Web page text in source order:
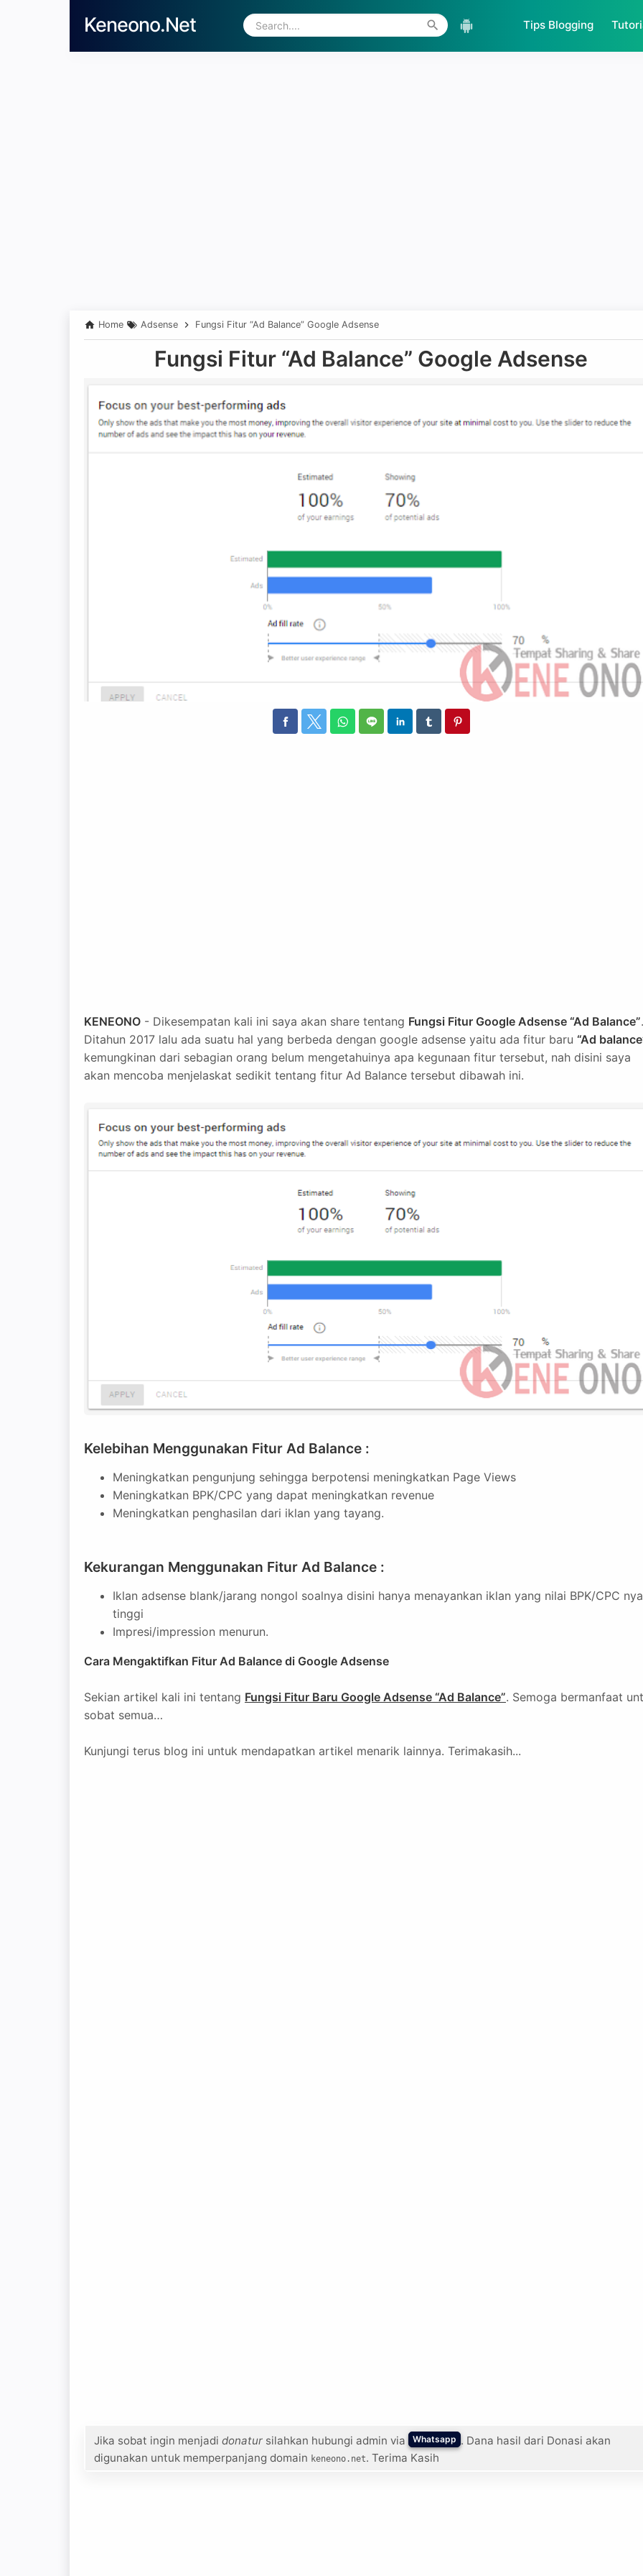
Skip to main content
Keneono.Net Tips Blogging
Home Adsense Fungsi Fitur “Ad Balance” Google Adsense
Fungsi Fitur “Ad Balance” Google Adsense
KENEONO - Dikesempatan kali ini saya akan share tentang Fungsi Fitur Google Adsense “Ad Balance”.
Ditahun 2017 lalu ada suatu hal yang berbeda dengan google adsense yaitu ada fitur baru “Ad
kemungkinan dari sebagian orang belum mengetahuinya apa kegunaan fitur tersebut, nah disini saya
akan mencoba menjelaskat sedikit tentang fitur Ad Balance tersebut dibawah ini.
Kelebihan Menggunakan Fitur Ad Balance :
Meningkatkan pengunjung sehingga berpotensi meningkatkan Page Views
Meningkatkan BPK/CPC yang dapat meningkatkan revenue
Meningkatkan penghasilan dari iklan yang tayang.
Kekurangan Menggunakan Fitur Ad Balance :
Iklan adsense blank/jarang nongol soalnya disini hanya menayankan iklan yang nilai BPK/CPC nya
tinggi
Impresi/impression menurun.
Cara Mengaktifkan Fitur Ad Balance di Google Adsense
Sekian artikel kali ini tentang Fungsi Fitur Baru Google Adsense “Ad Balance”. Semoga bermanfaat
sobat semua…
Kunjungi terus blog ini untuk mendapatkan artikel menarik lainnya. Terimakasih...
Jika sobat ingin menjadi donatur silahkan hubungi admin via Whatsapp . Dana hasil dari Donasi akan
digunakan untuk memperpanjang domain keneono.net. Terima Kasih